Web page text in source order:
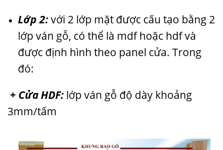
Lớp 2:với 2 lớp mặt được cấu tạo bằng 2
lớp ván gỗ, có thể là mdf hoặc hdf và
được định hình theo panel cửa. Trong
đó:
+ Cửa HDF: lớp ván gỗ độ dày khoảng
3mm/tấm